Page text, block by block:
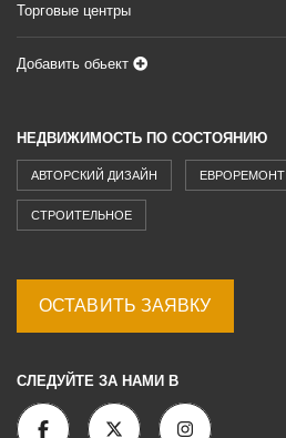
Торговые центры
Добавить обьект
НЕДВИЖИМОСТЬ ПО СОСТОЯНИЮ
АВТОРСКИЙ ДИЗАЙН ЕВРОРЕМОНТ
СТРОИТЕЛЬНОЕ
ОСТАВИТЬ ЗАЯВКУ
СЛЕДУЙТЕ ЗА НАМИ В